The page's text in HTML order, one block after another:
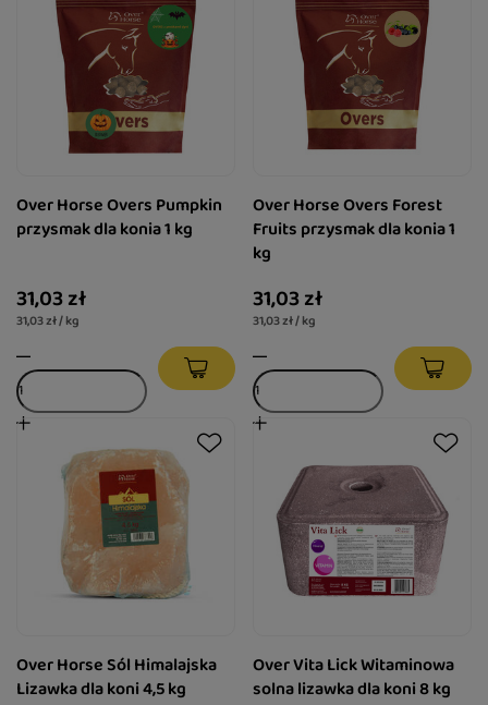
Over Horse Overs Pumpkin
przysmak dla konia 1 kg
31,03 zł
31,03 zł / kg
Over Horse Overs Forest
Fruits przysmak dla konia 1
kg
31,03 zł
31,03 zł / kg
Over Horse Sól Himalajska
Lizawka dla koni 4,5 kg
Over Vita Lick Witaminowa
solna lizawka dla koni 8 kg